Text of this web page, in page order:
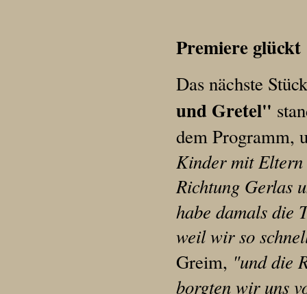
Premiere glückt
Das nächste
und Gretel"
dem Programm,
Kinder mit
Richtung Gerlas
habe damals die
weil wir so
Greim, "und die
borgten wir uns